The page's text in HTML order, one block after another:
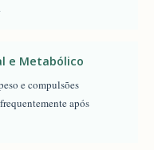
e Metabólico
e compulsões
após